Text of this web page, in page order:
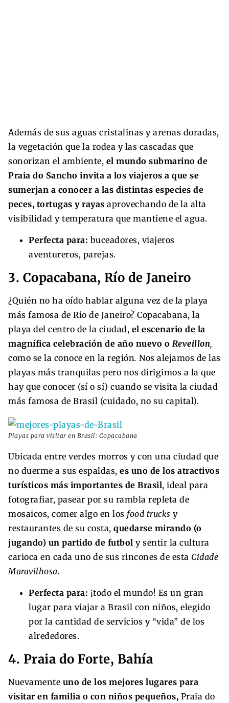
Además de sus aguas cristalinas y arenas doradas,
la vegetación que la rodea y las cascadas que
sonorizan el ambiente, el mundo submarino de
Praia do Sancho invita a los viajeros a que se
sumerjan a conocer a las distintas especies de
peces, tortugas y rayas aprovechando de la alta
visibilidad y temperatura que mantiene el agua.
Perfecta para: buceadores, viajeros
aventureros, parejas.
3. Copacabana, Río de Janeiro
¿Quién no ha oído hablar alguna vez de la playa
más famosa de Rio de Janeiro? Copacabana, la
playa del centro de la ciudad, el escenario de la
magnífica celebración de año nuevo o Reveillon,
como se la conoce en la región. Nos alejamos de las
playas más tranquilas pero nos dirigimos a la que
hay que conocer (sí o sí) cuando se visita la ciudad
más famosa de Brasil (cuidado, no su capital).
Playas para visitar en Brasil: Copacabana
Ubicada entre verdes morros y con una ciudad que
no duerme a sus espaldas, es uno de los atractivos
turísticos más importantes de Brasil, ideal para
fotografiar, pasear por su rambla repleta de
mosaicos, comer algo en los food trucks y
restaurantes de su costa, quedarse mirando (o
jugando) un partido de futbol y sentir la cultura
carioca en cada uno de sus rincones de esta Cidade
Maravilhosa.
Perfecta para: ¡todo el mundo! Es un gran
lugar para viajar a Brasil con niños, elegido
por la cantidad de servicios y “vida” de los
alrededores.
4. Praia do Forte, Bahía
Nuevamente uno de los mejores lugares para
visitar en familia o con niños pequeños, Praia do